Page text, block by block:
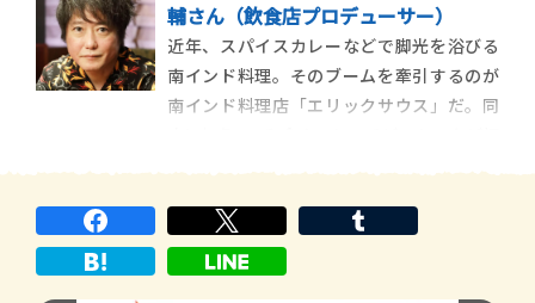
は受動的な食事をしない。自分の好きな味
世界、というものを明確に確立しているか
ら、自炊はもちろん、レディメイドの食べ
物が向こうからやって
輔さん（飲食店プロデューサー）
近年、スパイスカレーなどで脚光を浴びる
南インド料理。そのブームを牽引するのが
南インド料理店「エリックサウス」だ。同
修、レシピ開発に携わる稲田俊輔さんの
「美味しい」の秘訣に迫る。